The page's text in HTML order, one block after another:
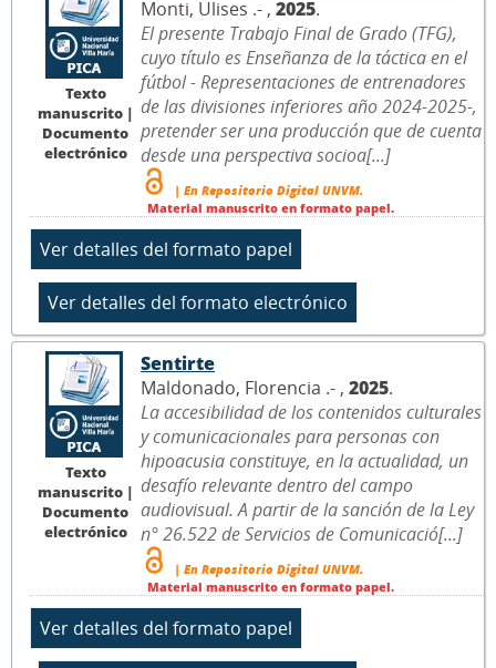
Texto
manuscrito |
Documento
electrónico
Monti, Ulises .- , 2025.
El presente Trabajo Final de Grado (TFG),
cuyo título es Enseñanza de la táctica en el
fútbol - Representaciones de entrenadores
de las divisiones inferiores año 2024-2025-,
pretender ser una producción que de cuenta
desde una perspectiva socioa[...]
| En Repositorio Digital UNVM.
Material manuscrito en formato papel.
Texto
manuscrito |
Documento
electrónico
Sentirte
Maldonado, Florencia .- , 2025.
La accesibilidad de los contenidos culturales
y comunicacionales para personas con
hipoacusia constituye, en la actualidad, un
desafío relevante dentro del campo
audiovisual. A partir de la sanción de la Ley
n° 26.522 de Servicios de Comunicació[...]
| En Repositorio Digital UNVM.
Material manuscrito en formato papel.